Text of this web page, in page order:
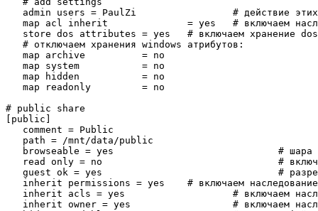
   admin users = PaulZi			# действие этих пользователей будут производиться от root
   map acl inherit		= yes	# включаем наследование acl
   store dos attributes	= yes	# включаем хранение dos атрибутов
   # отключаем хранения windows атрибутов:
   map archive		= no
   map system		= no
   map hidden		= no
   map readonly		= no
# public share
[public]
   comment = Public
   path = /mnt/data/public
   browseable = yes				# шара видна
   read only = no				# включаем возможность записи
   guest ok = yes				# разрешаем гостевой доступ
   inherit permissions = yes	# включаем наследование прав
   inherit acls = yes			# включаем наследование windows-прав
   inherit owner = yes			# включаем наследование владельца